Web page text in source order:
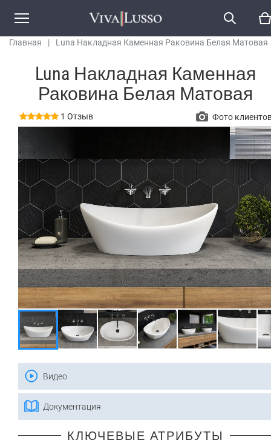
Главная | Luna Накладная Каменная Раковина Белая Матовая
Luna Накладная Каменная
Раковина Белая Матовая
1 Отзыв Фото
Видео
Документация
КЛЮЧЕВЫЕ АТРИБУТЫ